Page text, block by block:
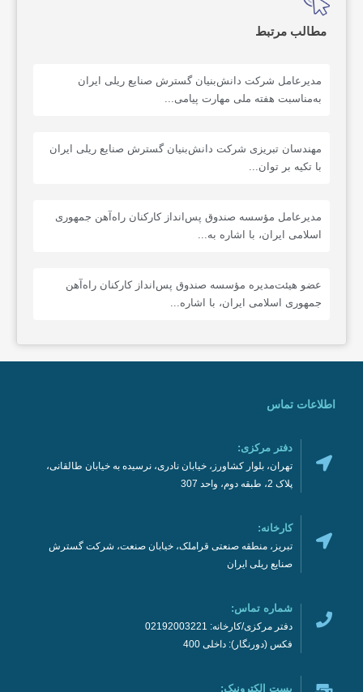
مطالب مرتبط
مدیرعامل شرکت دانش‌بنیان گسترش صنایع ریلی ایران
به‌مناسبت هفته ملی مهارت پیامی...
مهندسان تبریزی شرکت دانش‌بنیان گسترش صنایع ریلی ایران
با تکیه بر توان...
مدیرعامل مؤسسه صندوق پس‌انداز کارکنان راه‌آهن جمهوری
اسلامی ایران، با اشاره به...
عضو هیئت‌مدیره مؤسسه صندوق پس‌انداز کارکنان راه‌آهن
جمهوری اسلامی ایران، با اشاره...
اطلاعات تماس
دفتر مرکزی:
تهران، بلوار کشاورز، خیابان نادری، نرسیده به خیابان طالقانی،
پلاک 2، طبقه دوم، واحد 307
کارخانه:
تبریز، منطقه صنعتی قراملک، خیابان صنعت، شرکت گسترش
صنایع ریلی ایران
شماره تماس:
دفتر مرکزی/کارخانه: 02192003221
فکس (دورنگار): داخلی 400
پست الکترونیک: